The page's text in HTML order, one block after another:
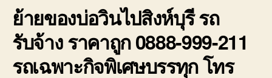
ย้ายของบ่อวินไปสิงห์บุรี รถ
รับจ้าง ราคาถูก 0888-999-211
รถเฉพาะกิจพิเศษบรรทุก โทร